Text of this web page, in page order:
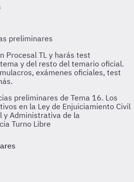
preliminares de Tema 16. Los
en la Ley de Enjuiciamiento Civil
y Administrativa de la
Turno Libre